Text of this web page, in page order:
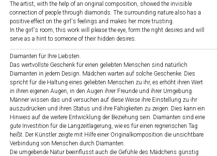
The artist, with the help of an original composition, showed the invisible
connection of people through diamonds. The surrounding nature also has a
positive effect on the girl's feelings and makes her more trusting.
In the girl's room, this work will please the eye, form the right desires and will
serve as a hint to someone of their hidden desires.
Diamanten für Ihre Liebsten.
Das wertvollste Geschenk für einen geliebten Menschen sind natürlich
Diamanten in jedem Design. Mädchen warten auf solche Geschenke. Dies
spricht für die Haltung eines geliebten Menschen zu ihr, es erhöht ihren Wert
in ihren eigenen Augen, in den Augen ihrer Freunde und ihrer Umgebung.
Männer wissen das und versuchen auf diese Weise ihre Einstellung zu ihr
auszudrücken und ihren Status und ihre Fähigkeiten zu zeigen. Dies kann ein
Hinweis auf die weitere Entwicklung der Beziehung sein. Diamanten sind eine
gute Investition für die Langzeitlagerung, wie es für einen regnerischen Tag
heißt. Der Künstler zeigte mit Hilfe einer Originalkomposition die unsichtbare
Verbindung von Menschen durch Diamanten.
Die umgebende Natur beeinflusst auch die Gefühle des Mädchens günstig